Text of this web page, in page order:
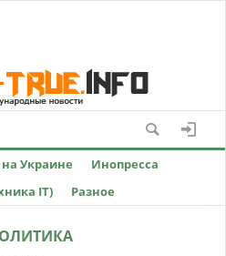
Украине
Инопресса
IT) Разное